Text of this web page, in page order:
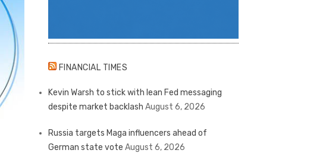
FINANCIAL TIMES
Kevin Warsh to stick with lean Fed messaging
despite market backlash August 6, 2026
Russia targets Maga influencers ahead of
German state vote August 6, 2026